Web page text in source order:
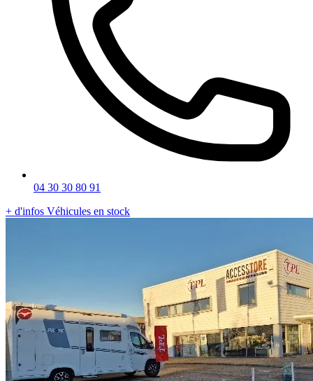
04 30 30 80 91
+ d'infos Véhicules en stock